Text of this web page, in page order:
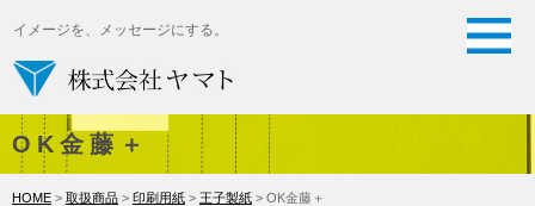
イメージを、メッセージにする。
OK金藤＋
HOME > 取扱商品 > 印刷用紙 > 王子製紙 > OK金藤＋